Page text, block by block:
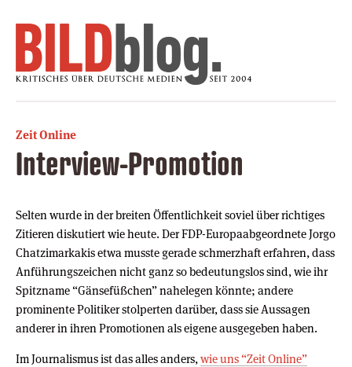
Zeit Online
Interview-Promotion
Selten wurde in der breiten Öffentlichkeit soviel über richtiges
Zitieren diskutiert wie heute. Der FDP-Europaabgeordnete Jorgo
Chatzimarkakis etwa musste gerade schmerzhaft erfahren, dass
Anführungszeichen nicht ganz so bedeutungslos sind, wie ihr
Spitzname “Gänsefüßchen” nahelegen könnte; andere
prominente Politiker stolperten darüber, dass sie Aussagen
anderer in ihren Promotionen als eigene ausgegeben haben.
Im Journalismus ist das alles anders, wie uns “Zeit Online”